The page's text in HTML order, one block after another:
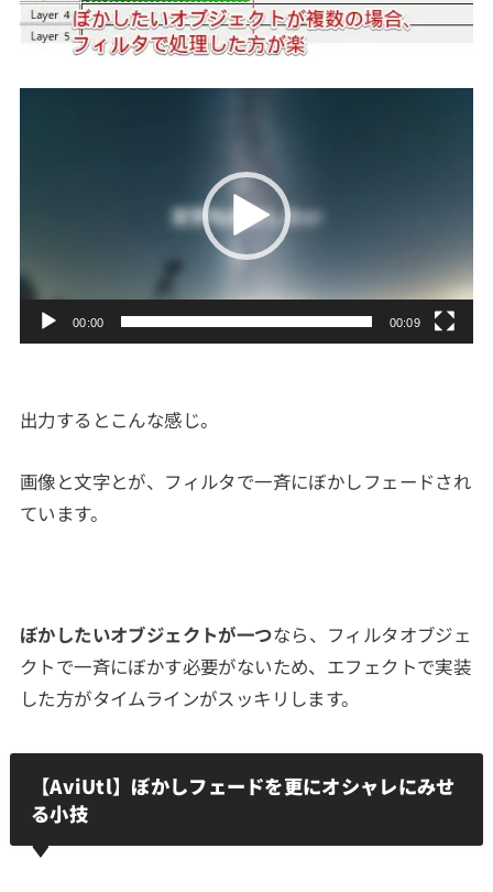
ヤ
ー
00:00 00:09
出力するとこんな感じ。
画像と文字とが、フィルタで一斉にぼかしフェードされ
ています。
ぼかしたいオブジェクトが一つなら、フィルタオブジェ
クトで一斉にぼかす必要がないため、エフェクトで実装
した方がタイムラインがスッキリします。
【AviUtl】ぼかしフェードを更にオシャレにみせ
る小技